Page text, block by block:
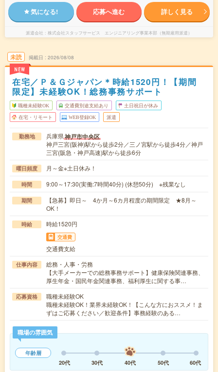
気になる! 応募へ進む 詳しく見る
派遣会社 株式会社スタッフサービス エンジニアリング事業本部（無期雇用派遣）
未読
NEW
掲載日 2026/08/08
在宅／Ｐ＆Ｇジャパン＊時給1520円！【期間
限定】未経験OK！総務事務サポート
職種未経験OK 交通費別途支給あり 土日祝日が休み
在宅・リモート WEB登録OK 派遣
勤務地 兵庫県神戸市中央区
神戸三宮(阪神)駅から徒歩2分／三ノ宮駅から徒歩4分／神戸
三宮(阪急・神戸高速)駅から徒歩6分
曜日頻度 月～金※土日休み！
時間 9:00～17:30(実働:7時間40分) (休憩50分) ※残業なし
期間
【急募】即日～ 4か月～6カ月程度の期間限定 ★8月～
OK！
時給 時給1520円
交通費
交通費支給
仕事内容
総務・人事・労務
【大手メーカーでの総務事務サポート】健康保険関連事務、
厚生年金・国民年金関連事務、福利厚生に関する事…
応募資格
職種未経験OK
職種未経験OK！業界未経験OK！【こんな方におススメ！ま
ずはご応募ください／歓迎条件】事務経験のある…
職場の雰囲気
年齢層
20代
30代 40代 50代 60代